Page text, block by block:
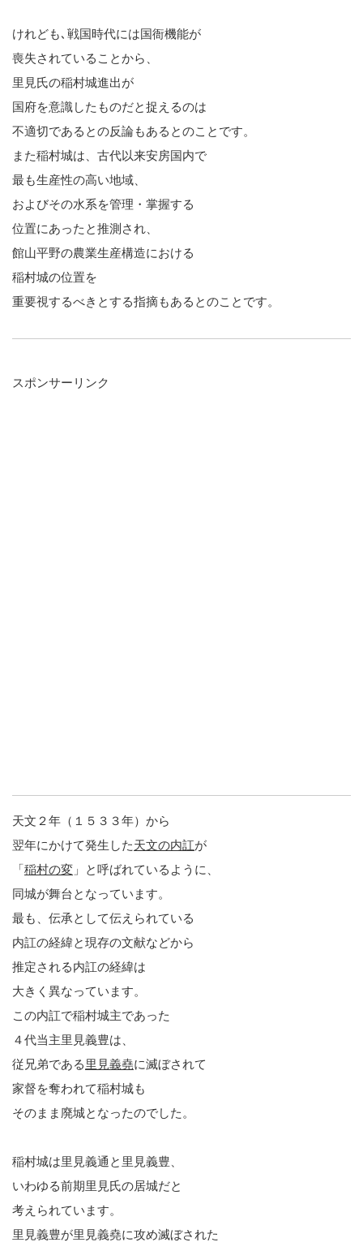
けれども､戦国時代には国衙機能が
喪失されていることから、
里見氏の稲村城進出が
国府を意識したものだと捉えるのは
不適切であるとの反論もあるとのことです。
また稲村城は、古代以来安房国内で
最も生産性の高い地域、
およびその水系を管理・掌握する
位置にあったと推測され、
館山平野の農業生産構造における
稲村城の位置を
重要視するべきとする指摘もあるとのことです。
スポンサーリンク
天文２年（１５３３年）から
翌年にかけて発生した天文の内訌が
「稲村の変 」と呼ばれているように、
同城が舞台となっています。
最も、伝承として伝えられている
内訌の経緯と現存の文献などから
推定される内訌の経緯は
大きく異なっています。
この内訌で稲村城主であった
４代当主里見義豊は、
従兄弟である里見義堯に滅ぼされて
家督を奪われて稲村城も
そのまま廃城となったのでした。
稲村城は里見義通と里見義豊、
いわゆる前期里見氏の居城だと
考えられています。
里見義豊が里見義堯に攻め滅ぼされた